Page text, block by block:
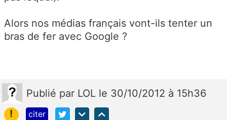
Alors nos médias français vont-ils tenter un
bras de fer avec Google ?
Publié par LOL le 30/10/2012 à 15h36
!
citer